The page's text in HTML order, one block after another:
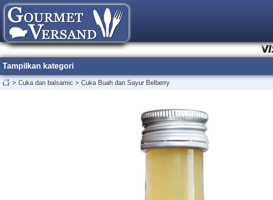
Tampilkan kategori
> Cuka dan balsamic > Cuka Buah dan Sayur Belberry